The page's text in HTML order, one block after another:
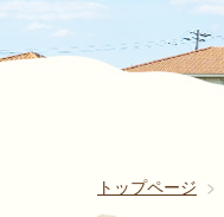
トップページ